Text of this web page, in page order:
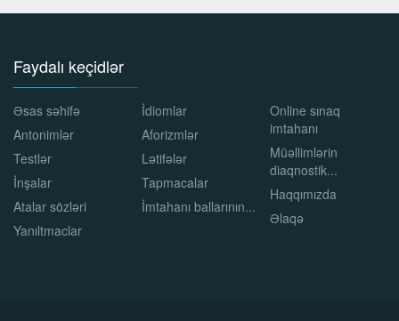
Faydalı keçidlər
Əsas səhifə
Antonimlər
Testlər
İnşalar
Atalar sözləri
Yanıltmaclar
İdiomlar
Aforizmlər
Lətifələr
Tapmacalar
İmtahanı ballarının...
Online sınaq
imtahanı
Müəllimlərin
diaqnostik...
Haqqımızda
Əlaqə